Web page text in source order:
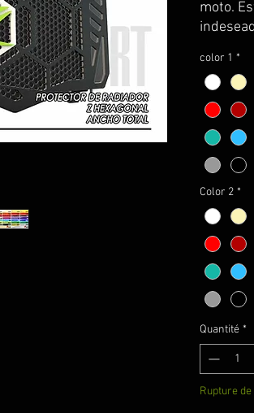
moto.
Hazlo
diseño
color 1 *
Color 2 *
Quantité *
Rupture